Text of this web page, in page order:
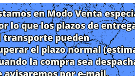
específicamente en la
de operativos de las fuerzas aliadas
misión no es ganar la guerra solos,
gaullistas y comunistas) para
es el enfoque en sus personajes.